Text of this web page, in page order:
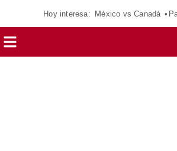
Hoy interesa: México vs Canadá